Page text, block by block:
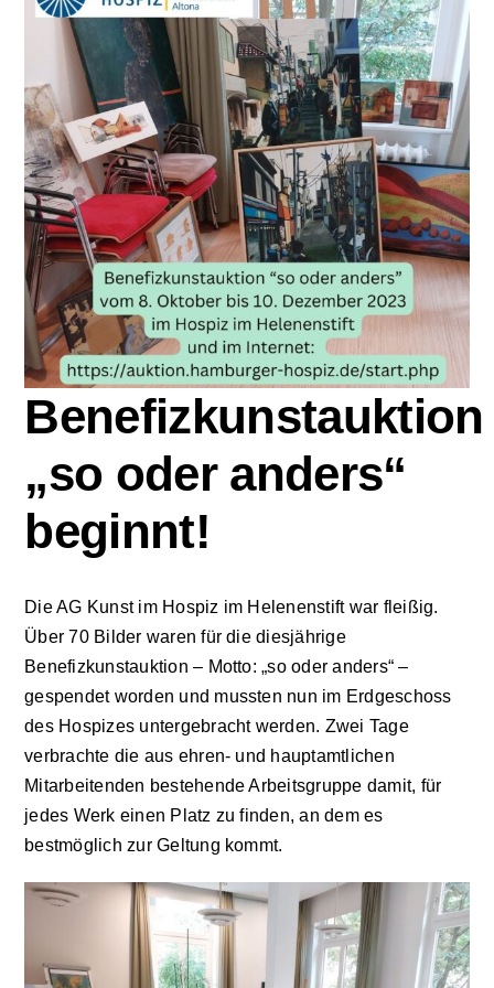
Zu Gast im Hospiz
Ambulanter Hospizberatungsdienst
Trauerarbeit
Engagement
Veranstaltungen
Hospiz am Deich
Stiftung Hamburger Hospiz
Aktuelles
Kontakt
Stellenangebote und Praktika
Downloads
Erfahrungsberichte
Datenschutzerklärung
Benefizkunstauktion
„so oder anders“
beginnt!
Die AG Kunst im Hospiz im Helenenstift war fleißig.
Über 70 Bilder waren für die diesjährige
Benefizkunstauktion – Motto: „so oder anders“ –
gespendet worden und mussten nun im Erdgeschoss
des Hospizes untergebracht werden. Zwei Tage
verbrachte die aus ehren- und hauptamtlichen
Mitarbeitenden bestehende Arbeitsgruppe damit, für
jedes Werk einen Platz zu finden, an dem es
bestmöglich zur Geltung kommt.